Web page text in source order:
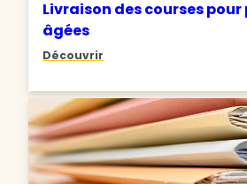
Livraison des courses pour
âgées
Découvrir